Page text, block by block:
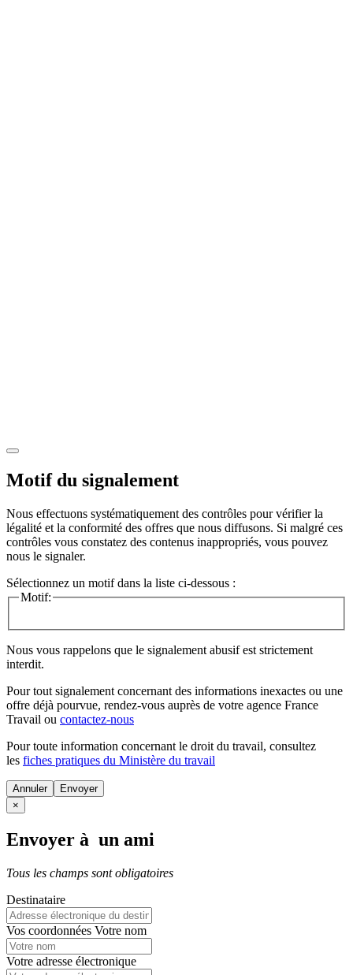
Motif du signalement
Nous effectuons systématiquement des contrôles pour vérifier la
légalité et la conformité des offres que nous diffusons. Si malgré ces
contrôles vous constatez des contenus inappropriés, vous pouvez
nous le signaler.
Sélectionnez un motif dans la liste ci-dessous :
Motif:
Nous vous rappelons que le signalement abusif est strictement
interdit.
Pour tout signalement concernant des informations inexactes ou une
offre déjà pourvue, rendez-vous auprès de votre agence France
Travail ou contactez-nous
Pour toute information concernant le droit du travail, consultez
les fiches pratiques du Ministère du travail
Annuler
×
Envoyer à un ami
Tous les champs sont obligatoires
Destinataire
Vos coordonnées Votre nom
Votre adresse électronique